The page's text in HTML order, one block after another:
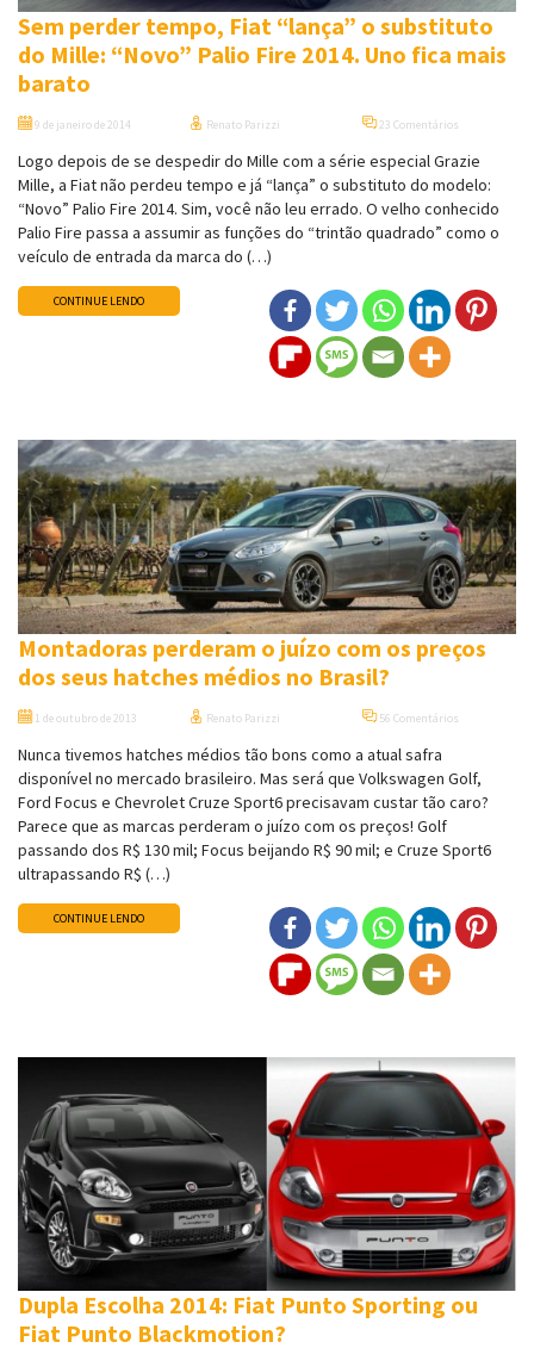
Sem perder tempo, Fiat “lança” o substituto
do Mille: “Novo” Palio Fire 2014. Uno fica mais
barato
9 de janeiro de 2014 Renato Parizzi 23 Comentários
Logo depois de se despedir do Mille com a série especial Grazie
Mille, a Fiat não perdeu tempo e já “lança” o substituto do modelo:
“Novo” Palio Fire 2014. Sim, você não leu errado. O velho conhecido
Palio Fire passa a assumir as funções do “trintão quadrado” como o
veículo de entrada da marca do (…)
CONTINUE LENDO
Montadoras perderam o juízo com os preços
dos seus hatches médios no Brasil?
1 de outubro de 2013 Renato Parizzi 56 Comentários
Nunca tivemos hatches médios tão bons como a atual safra
disponível no mercado brasileiro. Mas será que Volkswagen Golf,
Ford Focus e Chevrolet Cruze Sport6 precisavam custar tão caro?
Parece que as marcas perderam o juízo com os preços! Golf
passando dos R$ 130 mil; Focus beijando R$ 90 mil; e Cruze Sport6
ultrapassando R$ (…)
CONTINUE LENDO
Dupla Escolha 2014: Fiat Punto Sporting ou
Fiat Punto Blackmotion?